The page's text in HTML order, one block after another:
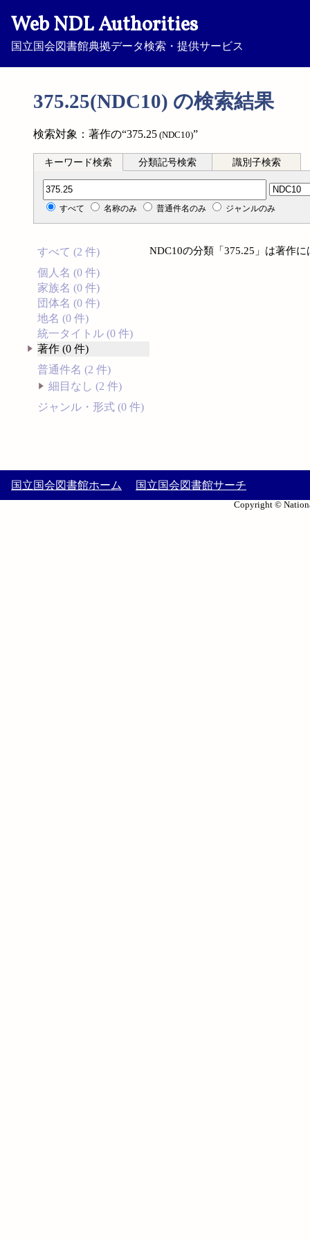
Web NDL Authorities
国立国会図書館典拠データ検索・提供サービス
375.25(NDC10) の検索結果
検索対象：著作の“375.25 (NDC10)”
キーワード検索 分類記号検索 識別子検索
分類記号検索
すべて 名称のみ 普通件名のみ ジャンルのみ
すべて (2 件)
個人名 (0 件)
家族名 (0 件)
団体名 (0 件)
地名 (0 件)
統一タイトル (0 件)
著作 (0 件)
普通件名 (2 件)
細目なし (2 件)
ジャンル・形式 (0 件)
NDC10の分類「375.25」は著作
国立国会図書館ホーム 国立国会図書館サーチ
Copyright ©